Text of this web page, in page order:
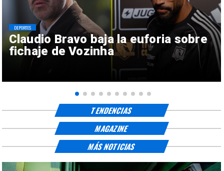
Claudio Bravo baja la euforia sobre
fichaje de Vozinha
DEPORTES
TENDENCIAS
MAGAZINE
MÁS NOTICIAS